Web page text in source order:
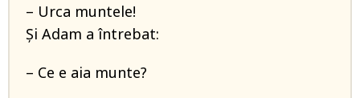
– Urca muntele!
Și Adam a întrebat:
– Ce e aia munte?